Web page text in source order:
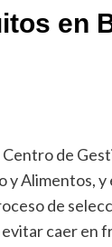
en
de
y Alimentos, y
de
caer en